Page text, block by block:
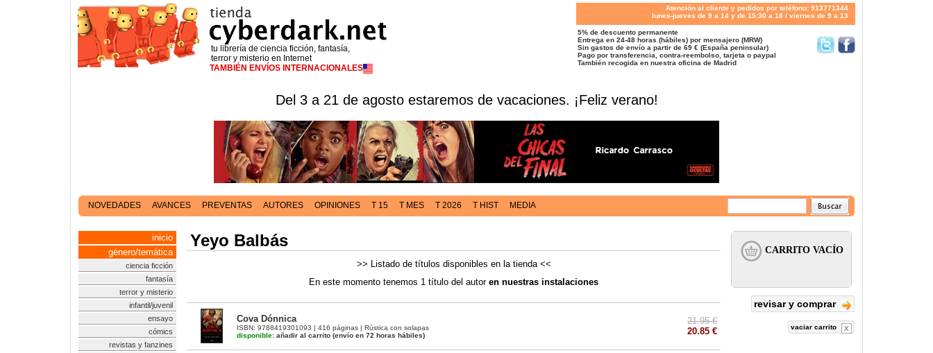
tu librería de ciencia ficción, fantasía,
terror y misterio en Internet
TAMBIÉN ENVÍOS INTERNACIONALES
Atención al cliente y pedidos por teléfono: 913771344
lunes-jueves de 9 a 14 y de 15:30 a 18 / viernes de 9 a 13
5% de descuento permanente
Entrega en 24-48 horas (hábiles) por mensajero (MRW)
Sin gastos de envío a partir de 69 € (España peninsular)
Pago por transferencia, contra-reembolso, tarjeta o paypal
También recogida en nuestra oficina de Madrid
Del 3 a 21 de agosto estaremos de vacaciones. ¡Feliz verano!
NOVEDADES AVANCES PREVENTAS AUTORES OPINIONES T 15 T MES T 2026 T HIST MEDIA
inicio
género/temática
ciencia ficción
fantasía
terror y misterio
infantil/juvenil
ensayo
cómics
revistas y fanzines
Yeyo Balbás
>> Listado de títulos disponibles en la tienda <<
En este momento tenemos 1 título del autor en nuestras instalaciones
Cova Dónnica
ISBN: 9788419301093 | 416 páginas | Rústica con solapas
disponible: añadir al carrito (envío en 72 horas hábiles)
21.95 €
20.85 €
revisar y comprar
vaciar carrito